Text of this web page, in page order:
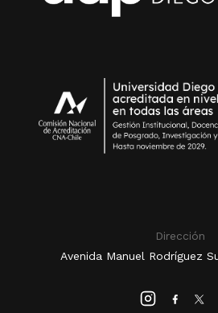
Dirección
Avenida Manuel Rodríguez